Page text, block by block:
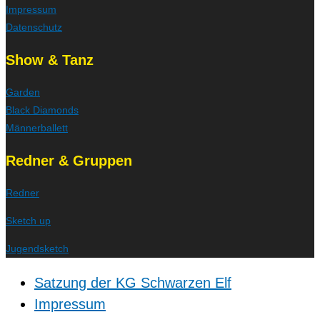
Impressum
Datenschutz
Show & Tanz
Garden
Black Diamonds
Männerballett
Redner & Gruppen
Redner
Sketch up
Jugendsketch
Satzung der KG Schwarzen Elf
Impressum